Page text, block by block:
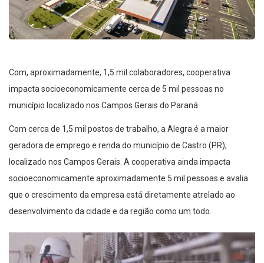
Com, aproximadamente, 1,5 mil colaboradores, cooperativa
impacta socioeconomicamente cerca de 5 mil pessoas no
município localizado nos Campos Gerais do Paraná
Com cerca de 1,5 mil postos de trabalho, a Alegra é a maior
geradora de emprego e renda do município de Castro (PR),
localizado nos Campos Gerais. A cooperativa ainda impacta
socioeconomicamente aproximadamente 5 mil pessoas e avalia
que o crescimento da empresa está diretamente atrelado ao
desenvolvimento da cidade e da região como um todo.